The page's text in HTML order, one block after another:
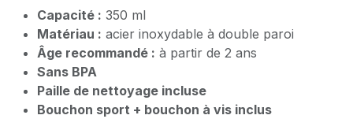
Capacité : 350 ml
Matériau : acier inoxydable à double paroi
Âge recommandé : à partir de 2 ans
Sans BPA
Paille de nettoyage incluse
Bouchon sport + bouchon à vis inclus